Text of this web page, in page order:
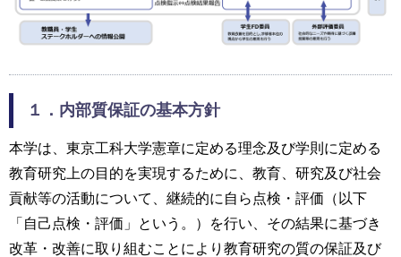
１．内部質保証の基本方針
本学は、東京工科大学憲章に定める理念及び学則に定める
教育研究上の目的を実現するために、教育、研究及び社会
貢献等の活動について、継続的に自ら点検・評価（以下
「自己点検・評価」という。）を行い、その結果に基づき
改革・改善に取り組むことにより教育研究の質の保証及び